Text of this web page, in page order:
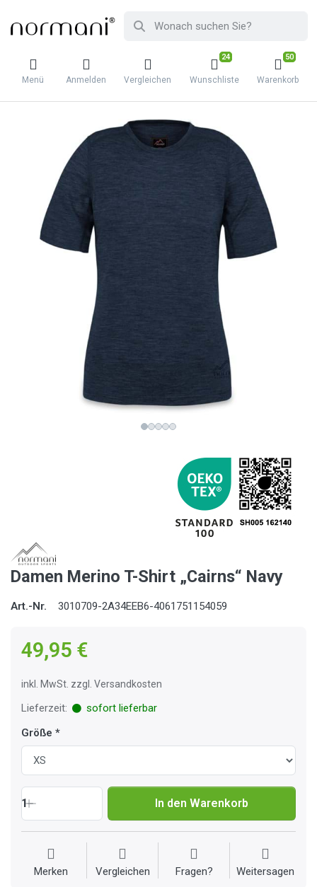
Menü Anmelden Vergleichen
24
Wunschliste
50
Warenkorb
Damen Merino T-Shirt „Cairns“ Navy
Art.-Nr. 3010709-2A34EEB6-4061751154059
49,95 €
inkl. MwSt. zzgl. Versandkosten
Lieferzeit:
sofort lieferbar
Größe
1 In den Warenkorb
Merken Vergleichen Fragen? Weitersagen